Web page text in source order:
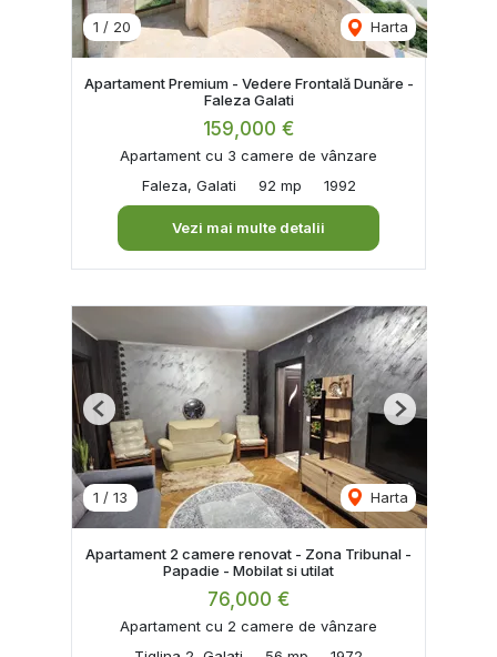
1 / 20 Harta
Apartament Premium - Vedere Frontală Dunăre -
Faleza Galati
159,000 €
Apartament cu 3 camere de vânzare
Faleza, Galati
92 mp 1992
Vezi mai multe detalii
1 / 13 Harta
Previous Next
Apartament 2 camere renovat - Zona Tribunal -
Papadie - Mobilat si utilat
76,000 €
Apartament cu 2 camere de vânzare